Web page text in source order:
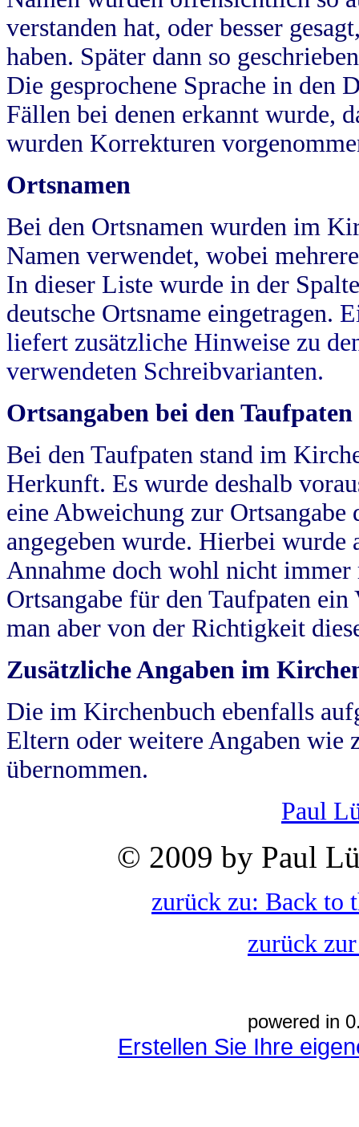
verstanden hat, oder besser
haben. Später dann so
Die gesprochene Sprache in
Fällen bei denen erkannt wurde,
wurden Korrekturen
Ortsnamen
Bei den Ortsnamen wurden im
Namen verwendet, wobei
In dieser Liste wurde in der
deutsche Ortsname eingetragen.
liefert zusätzliche Hinweise zu
verwendeten Schreibvarianten.
Ortsangaben bei den Taufpaten
Bei den Taufpaten stand im
Herkunft. Es wurde deshalb
eine Abweichung zur
angegeben wurde. Hierbei wurde
Annahme doch wohl nicht
Ortsangabe für den Taufpaten
man aber von der Richtigkeit
Zusätzliche Angaben im
Die im Kirchenbuch ebenfalls
Eltern oder weitere Angaben wie
übernommen.
Paul
© 2009 by Paul
zurück zu: Back to
zurück
powered in
Erstellen Sie Ihre